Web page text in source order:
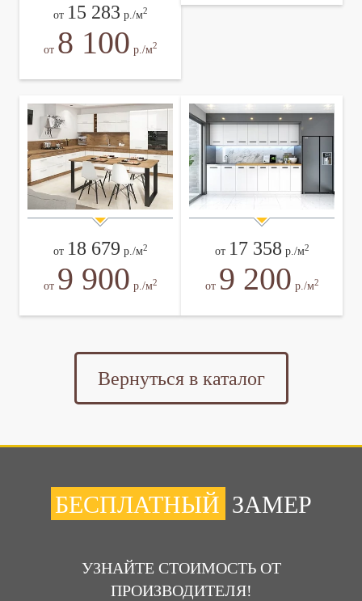
от 15 283 р./м2
от 8 100 р./м2
от 18 679 р./м2
от 9 900 р./м2
от 17 358 р./м2
от 9 200 р./м2
Вернуться в каталог
БЕСПЛАТНЫЙ ЗАМЕР
УЗНАЙТЕ СТОИМОСТЬ ОТ
ПРОИЗВОДИТЕЛЯ!